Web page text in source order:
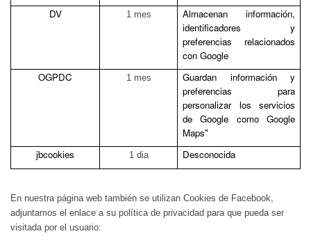
DV
1 mes
Almacenan información,
identificadores y
preferencias relacionados
con Google
OGPDC
1 mes
Guardan información y
preferencias para
personalizar los servicios
de Google como Google
Maps"
jbcookies
1 dia Desconocida
En nuestra página web también se utilizan Cookies de Facebook,
adjuntamos el enlace a su política de privacidad para que pueda ser
visitada por el usuario: